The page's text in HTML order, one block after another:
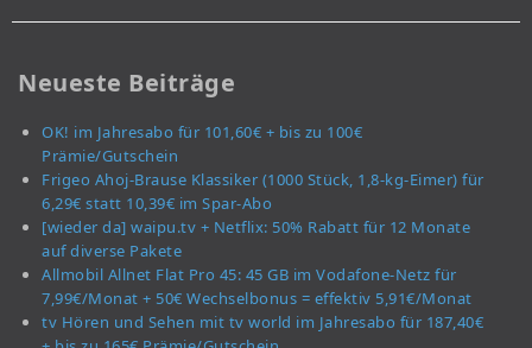
Neueste Beiträge
OK! im Jahresabo für 101,60€ + bis zu 100€
Prämie/Gutschein
Frigeo Ahoj-Brause Klassiker (1000 Stück, 1,8-kg-Eimer) für
6,29€ statt 10,39€ im Spar-Abo
[wieder da] waipu.tv + Netflix: 50% Rabatt für 12 Monate
auf diverse Pakete
Allmobil Allnet Flat Pro 45: 45 GB im Vodafone-Netz für
7,99€/Monat + 50€ Wechselbonus = effektiv 5,91€/Monat
tv Hören und Sehen mit tv world im Jahresabo für 187,40€